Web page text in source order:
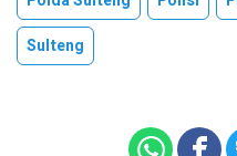
Sulteng